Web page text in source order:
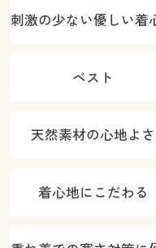
OK・1年中は
刺激の少ない優しい着
ベスト
天然素材の心地よさ
着心地にこだわる